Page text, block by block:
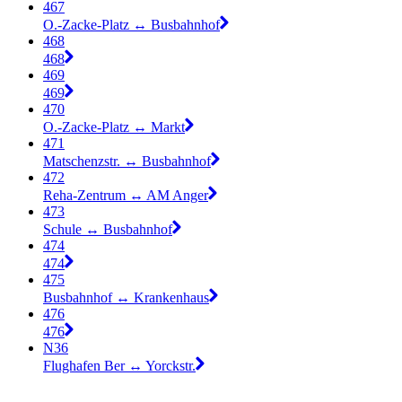
467
O.-Zacke-Platz ↔︎ Busbahnhof
468
468
469
469
470
O.-Zacke-Platz ↔︎ Markt
471
Matschenzstr. ↔︎ Busbahnhof
472
Reha-Zentrum ↔︎ AM Anger
473
Schule ↔︎ Busbahnhof
474
474
475
Busbahnhof ↔︎ Krankenhaus
476
476
N36
Flughafen Ber ↔︎ Yorckstr.